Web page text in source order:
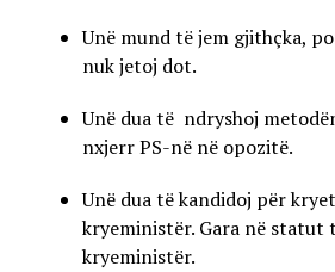
Unë mund të jem gjithçka,
nuk jetoj dot.
Unë dua të ndryshoj
nxjerr PS-në në opozitë.
Unë dua të kandidoj për
kryeministër. Gara në statut
kryeministër.